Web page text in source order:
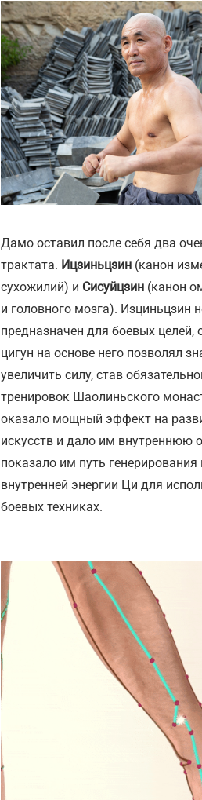
Дамо оставил после себя два
трактата. Ицзиньцзин (канон
сухожилий) и Сисуйцзин (канон
и головного мозга). Изциньцзин
предназначен для боевых целей,
цигун на основе него позволял
увеличить силу, став
тренировок Шаолиньского
оказало мощный эффект на
искусств и дало им внутреннюю
показало им путь генерирования
внутренней энергии Ци для
боевых техниках.